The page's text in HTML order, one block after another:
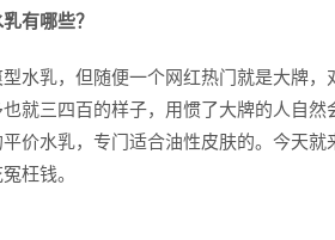
有哪些？
水乳，但随便一个网红热门就是大牌
就三四百的样子，用惯了大牌的人自
平价水乳，专门适合油性皮肤的。今天
枉钱。